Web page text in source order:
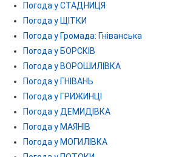
Погода у СТАДНИЦЯ
Погода у ЩІТКИ
Погода у Громада: Гніванська
Погода у БОРСКІВ
Погода у ВОРОШИЛІВКА
Погода у ГНІВАНЬ
Погода у ГРИЖИНЦІ
Погода у ДЕМИДІВКА
Погода у МАЯНІВ
Погода у МОГИЛІВКА